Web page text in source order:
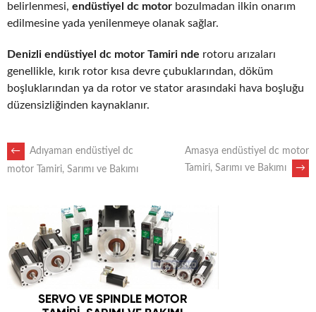
belirlenmesi, endüstiyel dc motor bozulmadan ilkin onarım
edilmesine yada yenilenmeye olanak sağlar.
Denizli endüstiyel dc motor Tamiri nde rotoru arızaları
genellikle, kırık rotor kısa devre çubuklarından, döküm
boşluklarından ya da rotor ve stator arasındaki hava boşluğu
düzensizliğinden kaynaklanır.
POST
NAVIGATION
←
Adıyaman endüstiyel dc
motor Tamiri, Sarımı ve Bakımı
Amasya endüstiyel dc motor
Tamiri, Sarımı ve Bakımı
→